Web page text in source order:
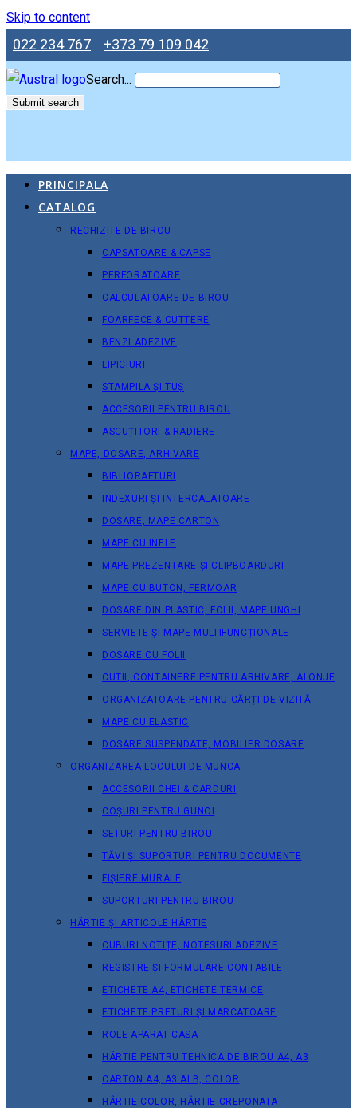
Skip to content
022 234 767 +373 79 109 042
Search...
Submit search
PRINCIPALA
CATALOG
RECHIZITE DE BIROU
CAPSATOARE & CAPSE
PERFORATOARE
CALCULATOARE DE BIROU
FOARFECE & CUTTERE
BENZI ADEZIVE
LIPICIURI
STAMPILA ȘI TUȘ
ACCESORII PENTRU BIROU
ASCUȚITORI & RADIERE
MAPE, DOSARE, ARHIVARE
BIBLIORAFTURI
INDEXURI ȘI INTERCALATOARE
DOSARE, MAPE CARTON
MAPE CU INELE
MAPE PREZENTARE ȘI CLIPBOARDURI
MAPE CU BUTON, FERMOAR
DOSARE DIN PLASTIC, FOLII, MAPE UNGHI
SERVIETE ȘI MAPE MULTIFUNCȚIONALE
DOSARE CU FOLII
CUTII, CONTAINERE PENTRU ARHIVARE, ALONJE
ORGANIZATOARE PENTRU CĂRȚI DE VIZITĂ
MAPE CU ELASTIC
DOSARE SUSPENDATE, MOBILIER DOSARE
ORGANIZAREA LOCULUI DE MUNCA
ACCESORII CHEI & СARDURI
COȘURI PENTRU GUNOI
SETURI PENTRU BIROU
TĂVI ȘI SUPORTURI PENTRU DOCUMENTE
FIȘIERE MURALE
SUPORTURI PENTRU BIROU
HÂRTIE ȘI ARTICOLE HÂRTIE
CUBURI NOTIȚE, NOTESURI ADEZIVE
REGISTRE ȘI FORMULARE CONTABILE
ETICHETE A4, ETICHETE TERMICE
ETICHETE PRETURI ȘI MARCATOARE
ROLE APARAT CASA
HÂRTIE PENTRU TEHNICA DE BIROU A4, A3
CARTON A4, A3 ALB, COLOR
HÂRTIE COLOR, HÂRTIE CREPONATA